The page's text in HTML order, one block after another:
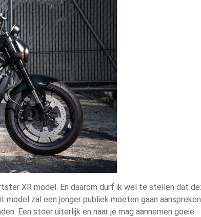
XR model. En daarom durf ik wel te stellen dat
zal een jonger publiek moeten gaan
Een stoer uiterlijk en naar je mag aannemen goeie